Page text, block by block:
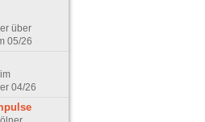
über
05/26
04/26